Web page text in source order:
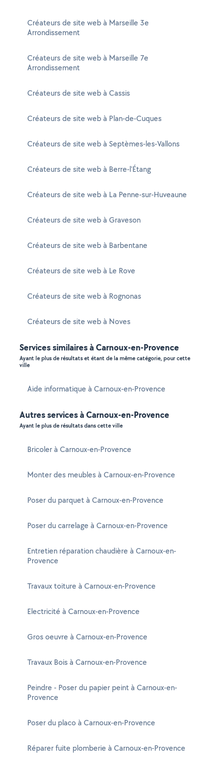
Créateurs de site web à Marseille 3e
Arrondissement
Créateurs de site web à Marseille 7e
Arrondissement
Créateurs de site web à Cassis
Créateurs de site web à Plan-de-Cuques
Créateurs de site web à Septèmes-les-Vallons
Créateurs de site web à Berre-l'Étang
Créateurs de site web à La Penne-sur-Huveaune
Créateurs de site web à Graveson
Créateurs de site web à Barbentane
Créateurs de site web à Le Rove
Créateurs de site web à Rognonas
Créateurs de site web à Noves
Services similaires à Carnoux-en-Provence
Ayant le plus de résultats et étant de la même catégorie, pour cette
ville
Aide informatique à Carnoux-en-Provence
Autres services à Carnoux-en-Provence
Ayant le plus de résultats dans cette ville
Bricoler à Carnoux-en-Provence
Monter des meubles à Carnoux-en-Provence
Poser du parquet à Carnoux-en-Provence
Poser du carrelage à Carnoux-en-Provence
Entretien réparation chaudière à Carnoux-en-
Provence
Travaux toiture à Carnoux-en-Provence
Electricité à Carnoux-en-Provence
Gros oeuvre à Carnoux-en-Provence
Travaux Bois à Carnoux-en-Provence
Peindre - Poser du papier peint à Carnoux-en-
Provence
Poser du placo à Carnoux-en-Provence
Réparer fuite plomberie à Carnoux-en-Provence